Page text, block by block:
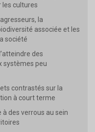
les cultures
la
associée et les
société
des
systèmes peu
contrastés sur la
à court terme
à des verrous au sein